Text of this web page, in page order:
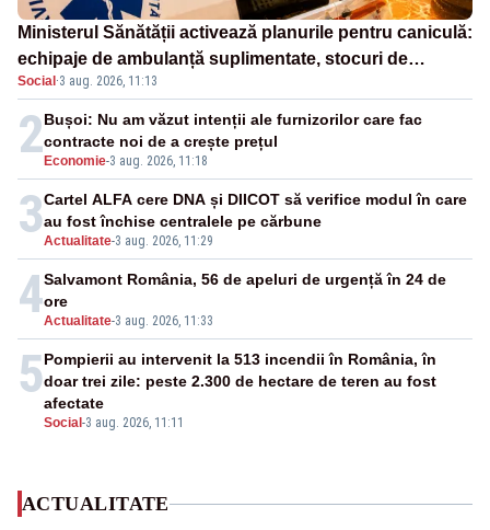
Ministerul Sănătății activează planurile pentru caniculă:
echipaje de ambulanță suplimentate, stocuri de
medicamente verificate și puncte de apă în spațiile
publice
Social ·3 aug. 2026, 11:13
2 Economie-3 aug. 2026, 11:18
Bușoi: Nu am văzut intenții ale furnizorilor care fac
contracte noi de a crește prețul
3Actualitate-3 aug. 2026, 11:29
Cartel ALFA cere DNA și DIICOT să verifice modul în care
au fost închise centralele pe cărbune
4Actualitate-3 aug. 2026, 11:33
Salvamont România, 56 de apeluri de urgență în 24 de
ore
5
Social -3 aug. 2026, 11:11
Pompierii au intervenit la 513 incendii în România, în
doar trei zile: peste 2.300 de hectare de teren au fost
afectate
ACTUALITATE